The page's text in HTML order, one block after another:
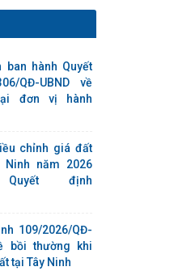
ban hành Quyết
QĐ-UBND về
đơn vị hành
chỉnh giá đất
Ninh năm 2026
định
109/2026/QĐ-
bồi thường khi
tại Tây Ninh